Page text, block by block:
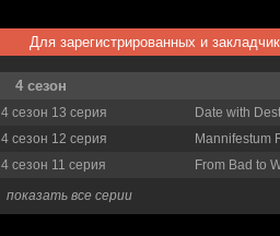
Для зарегистрированных и
4 сезон
4 сезон 13 серия
Date with
4 сезон 12 серия
Mannifestum
4 сезон 11 серия
From Bad to
показать все серии